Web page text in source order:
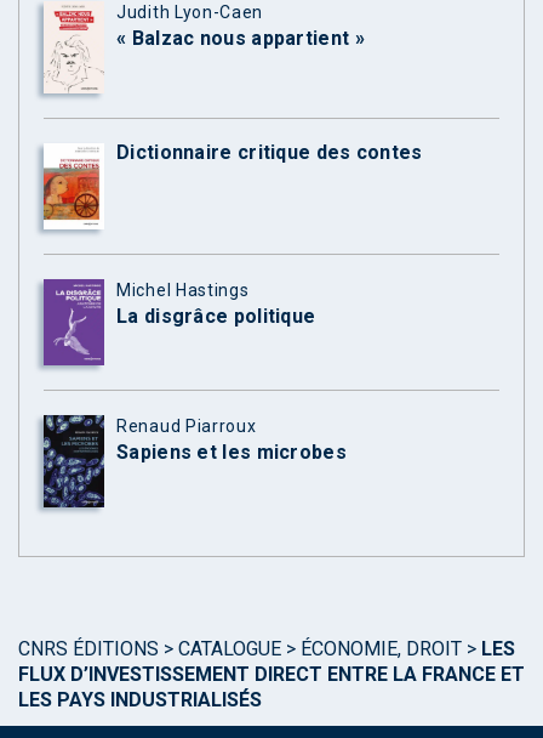
Judith Lyon-Caen
« Balzac nous appartient »
Dictionnaire critique des contes
Michel Hastings
La disgrâce politique
Renaud Piarroux
Sapiens et les microbes
CNRS ÉDITIONS > CATALOGUE > ÉCONOMIE, DROIT > LES
FLUX D’INVESTISSEMENT DIRECT ENTRE LA FRANCE ET
LES PAYS INDUSTRIALISÉS